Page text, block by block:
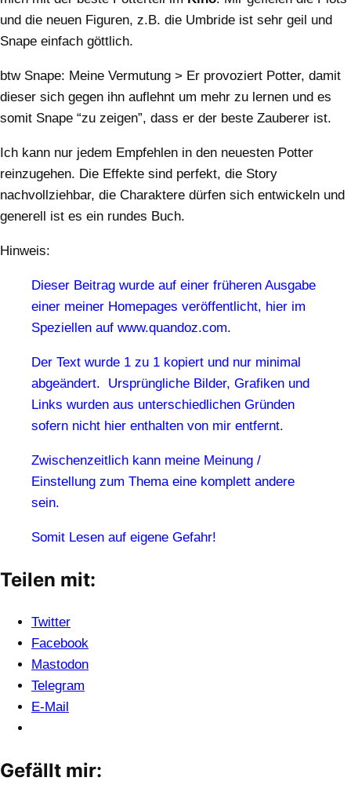
und die neuen Figuren, z.B. die Umbride ist sehr geil und
Snape einfach göttlich.
btw Snape: Meine Vermutung > Er provoziert Potter, damit
dieser sich gegen ihn auflehnt um mehr zu lernen und es
somit Snape “zu zeigen”, dass er der beste Zauberer ist.
Ich kann nur jedem Empfehlen in den neuesten Potter
reinzugehen. Die Effekte sind perfekt, die Story
nachvollziehbar, die Charaktere dürfen sich entwickeln und
generell ist es ein rundes Buch.
Hinweis:
Dieser Beitrag wurde auf einer früheren Ausgabe
einer meiner Homepages veröffentlicht, hier im
Speziellen auf www.quandoz.com.
Der Text wurde 1 zu 1 kopiert und nur minimal
abgeändert. Ursprüngliche Bilder, Grafiken und
Links wurden aus unterschiedlichen Gründen
sofern nicht hier enthalten von mir entfernt.
Zwischenzeitlich kann meine Meinung /
Einstellung zum Thema eine komplett andere
sein.
Somit Lesen auf eigene Gefahr!
Teilen mit:
Twitter
Facebook
Mastodon
Telegram
E-Mail
Gefällt mir: